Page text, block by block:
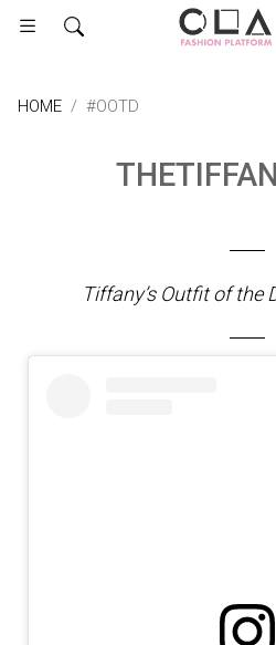
HOME #OOTD
Tiffany’s Outfit of the